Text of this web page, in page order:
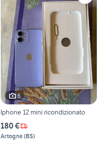
6
Iphone 12 mini ricondizionato
180 €
Artogne(BS)